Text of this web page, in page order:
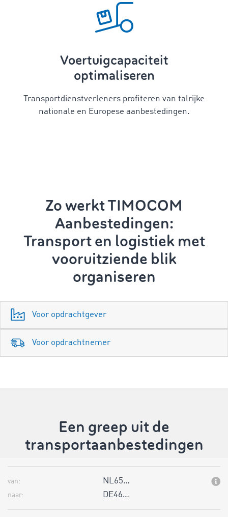
Voertuigcapaciteit
optimaliseren
Transportdienstverleners profiteren van talrijke
nationale en Europese aanbestedingen.
Zo werkt TIMOCOM
Aanbestedingen:
Transport en logistiekmet
vooruitziende blik
organiseren
Voor opdrachtgever
Voor opdrachtnemer
Een greep uit de
transportaanbestedingen
van: NL65…
naar: DE46…